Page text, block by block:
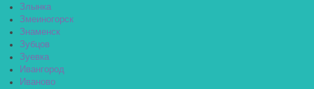
Злынка
Змеиногорск
Знаменск
Зубцов
Зуевка
Ивангород
Иваново